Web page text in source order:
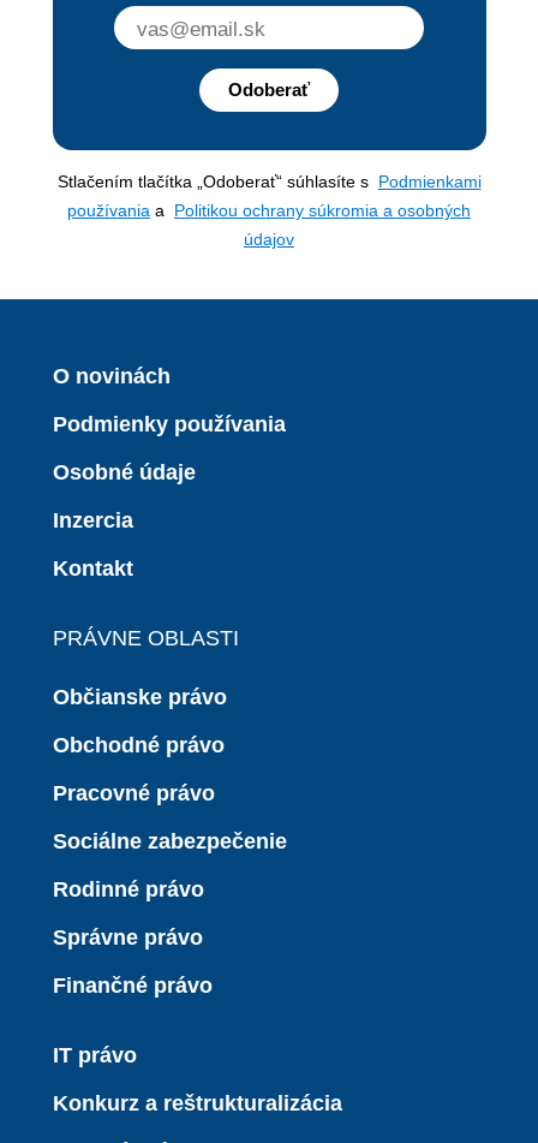
Odoberať
Stlačením tlačítka „Odoberať“ súhlasíte s Podmienkami
používania a Politikou ochrany súkromia a osobných
údajov
O novinách
Podmienky používania
Osobné údaje
Inzercia
Kontakt
PRÁVNE OBLASTI
Občianske právo
Obchodné právo
Pracovné právo
Sociálne zabezpečenie
Rodinné právo
Správne právo
Finančné právo
IT právo
Konkurz a reštrukturalizácia